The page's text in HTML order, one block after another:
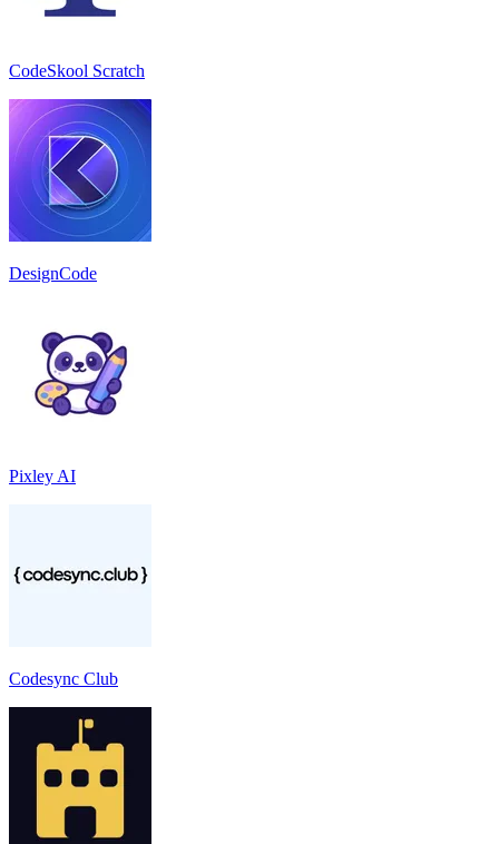
CodeSkool Scratch
DesignCode
Pixley AI
Codesync Club